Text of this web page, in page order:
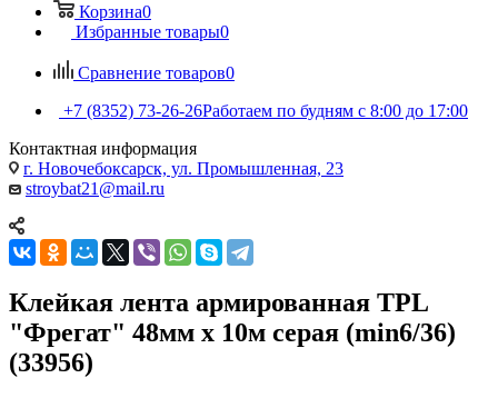
Корзина0
Избранные товары0
Сравнение товаров0
+7 (8352) 73-26-26Работаем по будням с 8:00 до 17:00
Контактная информация
г. Новочебоксарск, ул. Промышленная, 23
stroybat21@mail.ru
Клейкая лента армированная TPL
"Фрегат" 48мм х 10м серая (min6/36)
(33956)